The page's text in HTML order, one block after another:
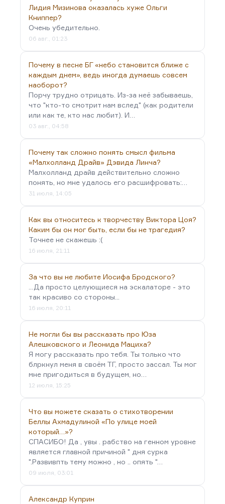
прозу.
Французский роман сформировался под
непосредственным тургеневским влиянием.
Тургенев, которого называют «самым западным
из русских классиков», на самом деле был самым
русским. Он сформировал новый тип русского
романа, который был подхвачен в Европе. А
почему он его сформировал? Дело в том, что
Тургенев вообще в начале своей деятельности
был поэтом и драматургом. И
драматургические, и поэтические принципы,
лаконизм,…
Лидия Мизинова оказалась хуже Ольги
Книппер?
Очень убедительно.
06 авг., 01:23
Почему в песне БГ «небо становится ближе с
каждым днем», ведь иногда думаешь совсем
наоборот?
Порчу трудно отрицать. Из-за неё забываешь,
что "кто-то смотрит нам вслед" (как родители
или как те, кто нас любит). И…
03 авг., 04:58
Почему так сложно понять смысл фильма
«Малхолланд Драйв» Дэвида Линча?
Малхолланд драйв действительно сложно
понять, но мне удалось его расшифровать:…
31 июля, 14:05
Как вы относитесь к творчеству Виктора Цоя?
Каким бы он мог быть, если бы не трагедия?
Точнее не скажешь :(
16 июля, 21:11
За что вы не любите Иосифа Бродского?
...Да просто целующиеся на эскалаторе - это
так красиво со стороны...
16 июля, 20:11
Не могли бы вы рассказать про Юза
Алешковского и Леонида Мациха?
Я могу рассказать про тебя. Ты только что
блркнул меня в своём ТГ, просто зассал. Ты мог
мне пригодиться в будущем, но…
12 июля, 15:25
Что вы можете сказать о стихотворении
Беллы Ахмадулиной «По улице моей
который…»?
СПАСИБО! Да , увы . рабство на генном уровне
является главной причиной " дня сурка
".Развивпть тему можно , но .. опять "…
09 июля, 03:01
Александр Куприн